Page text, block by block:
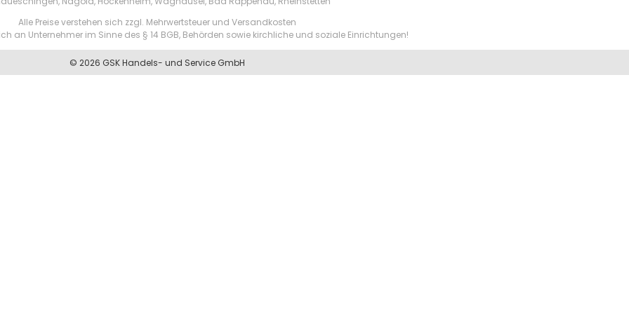
Alle Preise verstehen sich zzgl. Mehrwertsteuer und Versandkosten
an Unternehmer im Sinne des § 14 BGB, Behörden sowie kirchliche und soziale Einrichtungen!
© 2026 GSK Handels- und Service GmbH